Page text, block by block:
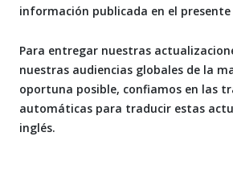
información publicada en el
Para entregar nuestras
nuestras audiencias globales de la
oportuna posible, confiamos en las
automáticas para traducir estas
inglés.